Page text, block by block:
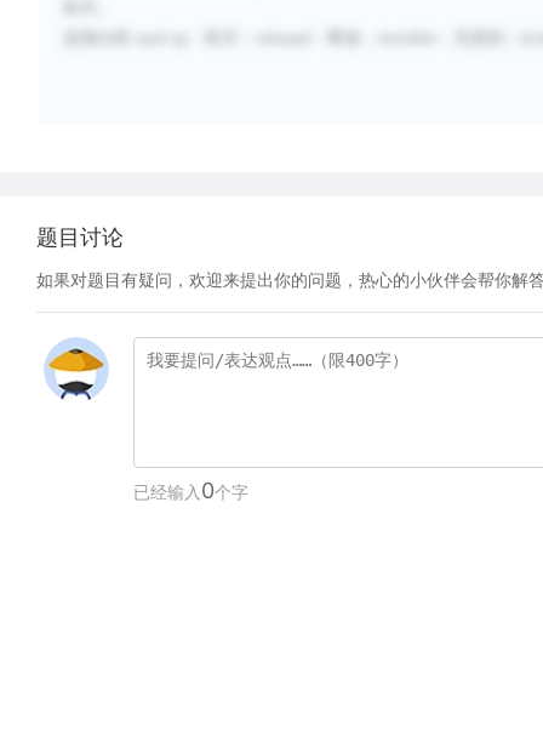
题目讨论
如果对题目有疑问，欢迎来提出你的问题，热心的小伙伴会帮你解
已经输入 0个字